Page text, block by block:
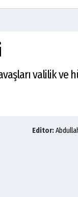
valilik ve
Editor: